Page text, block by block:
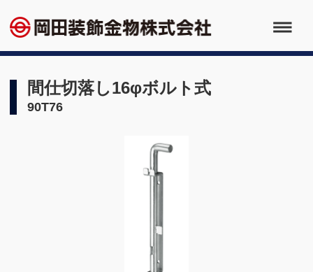
間仕切落し16φボルト式
90T76